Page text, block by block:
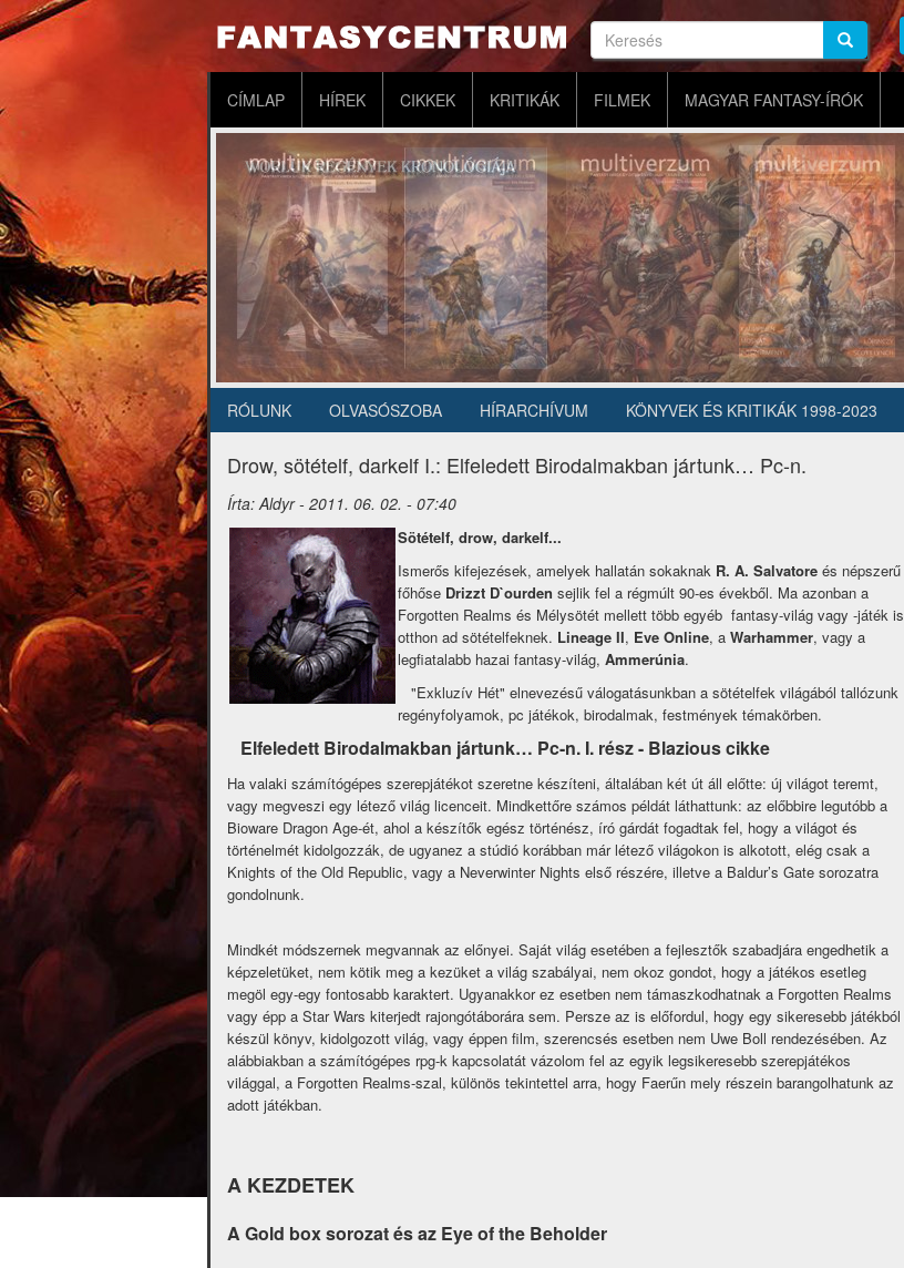
Ugrás
tartalomra
Keresés
Keresés Keresés
Fő
navigáció
CÍMLAP HÍREK CIKKEK KRITIKÁK FILMEK MAGYAR FANTASY-ÍRÓK
Másodlagos
navigáció
RÓLUNK OLVASÓSZOBA HÍRARCHÍVUM KÖNYVEK ÉS KRITIKÁK 1998-2023
Drow, sötételf, darkelf I.: Elfeledett Birodalmakban jártunk… Pc-n.
Írta:Aldyr- 2011. 06. 02. - 07:40
Sötételf, drow, darkelf...
Ismerős kifejezések, amelyek hallatán sokaknak R. A. Salvatore és népszerű
főhőse Drizzt D`ourden sejlik fel a régmúlt 90-es évekből. Ma azonban a
Forgotten Realms és Mélysötét mellett több egyéb fantasy-világ vagy -játék is
otthon ad sötételfeknek. Lineage II, Eve Online, a Warhammer, vagy a
legfiatalabb hazai fantasy-világ, Ammerúnia.
"Exkluzív Hét" elnevezésű válogatásunkban a sötételfek világából tallózunk
regényfolyamok, pc játékok, birodalmak, festmények témakörben.
Elfeledett Birodalmakban jártunk… Pc-n. I. rész - Blazious cikke
Ha valaki számítógépes szerepjátékot szeretne készíteni, általában két út áll előtte: új világot teremt,
vagy megveszi egy létező világ licenceit. Mindkettőre számos példát láthattunk: az előbbire legutóbb a
Bioware Dragon Age-ét, ahol a készítők egész történész, író gárdát fogadtak fel, hogy a világot és
történelmét kidolgozzák, de ugyanez a stúdió korábban már létező világokon is alkotott, elég csak a
Knights of the Old Republic, vagy a Neverwinter Nights első részére, illetve a Baldur’s Gate sorozatra
gondolnunk.
Mindkét módszernek megvannak az előnyei. Saját világ esetében a fejlesztők szabadjára engedhetik a
képzeletüket, nem kötik meg a kezüket a világ szabályai, nem okoz gondot, hogy a játékos esetleg
megöl egy-egy fontosabb karaktert. Ugyanakkor ez esetben nem támaszkodhatnak a Forgotten Realms
vagy épp a Star Wars kiterjedt rajongótáborára sem. Persze az is előfordul, hogy egy sikeresebb játékból
készül könyv, kidolgozott világ, vagy éppen film, szerencsés esetben nem Uwe Boll rendezésében. Az
alábbiakban a számítógépes rpg-k kapcsolatát vázolom fel az egyik legsikeresebb szerepjátékos
világgal, a Forgotten Realms-szal, különös tekintettel arra, hogy Faerűn mely részein barangolhatunk az
adott játékban.
A KEZDETEK
A Gold box sorozat és az Eye of the Beholder